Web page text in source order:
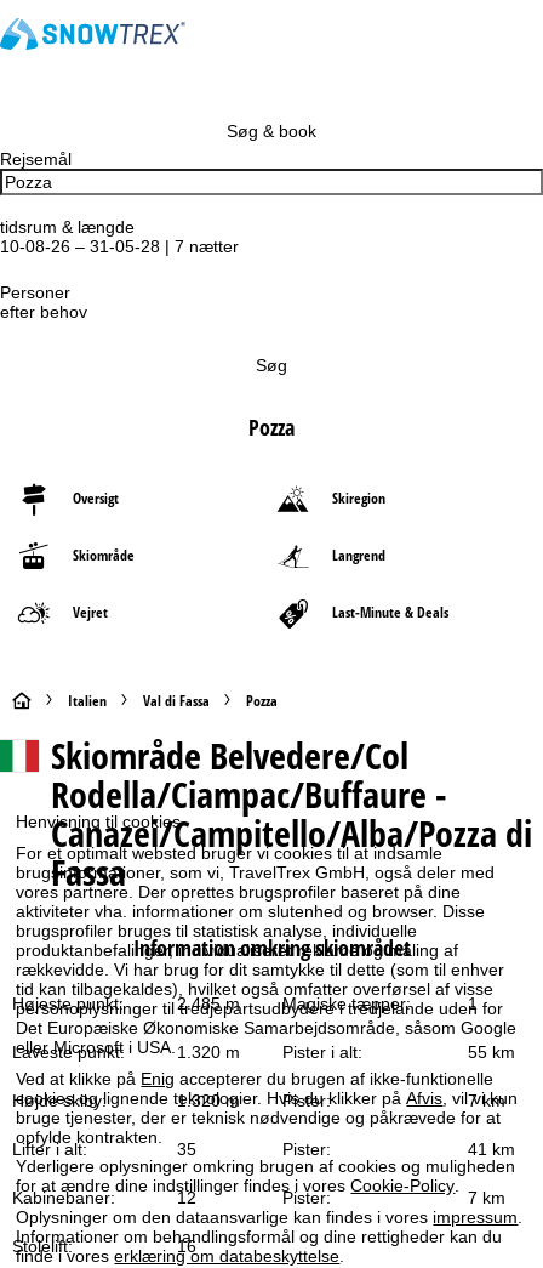
Henvisning til cookies
For et optimalt websted bruger vi cookies til at indsamle
brugsinformationer, som vi, TravelTrex GmbH, også deler med
vores partnere. Der oprettes brugsprofiler baseret på dine
aktiviteter vha. informationer om slutenhed og browser. Disse
brugsprofiler bruges til statistisk analyse, individuelle
produktanbefalinger, individualiseret reklame og måling af
rækkevidde. Vi har brug for dit samtykke til dette (som til enhver
tid kan tilbagekaldes), hvilket også omfatter overførsel af visse
personoplysninger til tredjepartsudbydere i tredjelande uden for
Det Europæiske Økonomiske Samarbejdsområde, såsom Google
eller Microsoft i USA.
Ved at klikke på Enig accepterer du brugen af ikke-funktionelle
cookies og lignende teknologier. Hvis du klikker påAfvis , vil vi kun
bruge tjenester, der er teknisk nødvendige og påkrævede for at
opfylde kontrakten.
Yderligere oplysninger omkring brugen af cookies og muligheden
for at ændre dine indstillinger findes i voresCookie-Policy.
Oplysninger om den dataansvarlige kan findes i vores impressum.
Informationer om behandlingsformål og dine rettigheder kan du
finde i voreserklæring om databeskyttelse.
Søg & book
Rejsemål
tidsrum & længde
10-08-26 – 31-05-28 | 7 nætter
Personer
efter behov
Søg
Pozza
Oversigt Skiregion
Skiområde Langrend
Vejret Last-Minute & Deals
S
r
t
s
i
d
e
Italien Val di Fassa Pozza
Skiområde Belvedere/Col
Rodella/Ciampac/Buffaure -
Canazei/Campitello/Alba/Pozza di
Fassa
Information omkring skiområdet
Højeste punkt: 2.485 m Magiske tæpper: 1
Laveste punkt: 1.320 m Pister i alt: 55 km
Højde skiby: 1.320 m Pister: 7 km
Lifter i alt: 35 Pister: 41 km
Kabinebaner: 12 Pister: 7 km
Stolelift: 16